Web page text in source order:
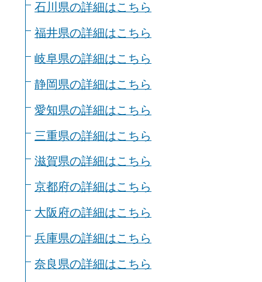
石川県の詳細はこちら
福井県の詳細はこちら
岐阜県の詳細はこちら
静岡県の詳細はこちら
愛知県の詳細はこちら
三重県の詳細はこちら
滋賀県の詳細はこちら
京都府の詳細はこちら
大阪府の詳細はこちら
兵庫県の詳細はこちら
奈良県の詳細はこちら